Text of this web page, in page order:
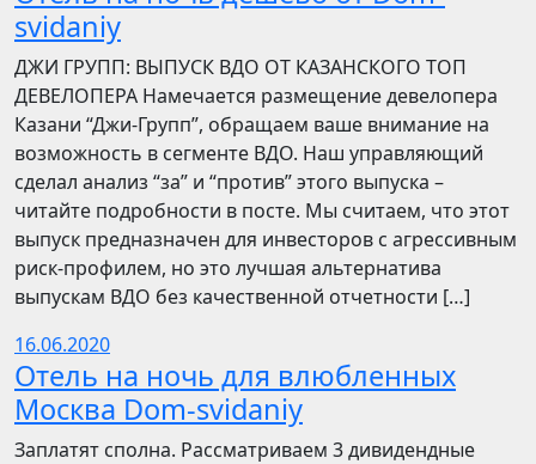
svidaniy
​​ДЖИ ГРУПП: ВЫПУСК ВДО ОТ КАЗАНСКОГО ТОП
ДЕВЕЛОПЕРА Намечается размещение девелопера
Казани “Джи-Групп”, обращаем ваше внимание на
возможность в сегменте ВДО. Наш управляющий
сделал анализ “за” и “против” этого выпуска –
читайте подробности в посте. Мы считаем, что этот
выпуск предназначен для инвесторов с агрессивным
риск-профилем, но это лучшая альтернатива
выпускам ВДО без качественной отчетности […]
16.06.2020
Отель на ночь для влюбленных
Москва Dom-svidaniy
Заплатят сполна. Рассматриваем 3 дивидендные